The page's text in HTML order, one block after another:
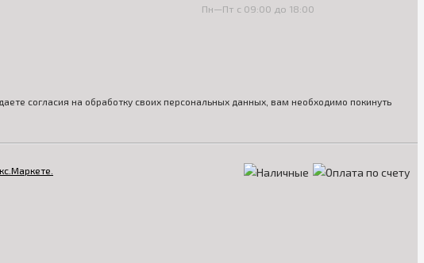
Пн—Пт с 09:00 до 18:00
согласия на обработку своих персональных данных, вам необходимо покинуть